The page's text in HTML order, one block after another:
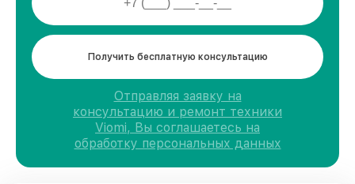
Получить бесплатную консультацию
Отправляя заявку на
консультацию и ремонт техники
Viomi, Вы соглашаетесь на
обработку персональных данных